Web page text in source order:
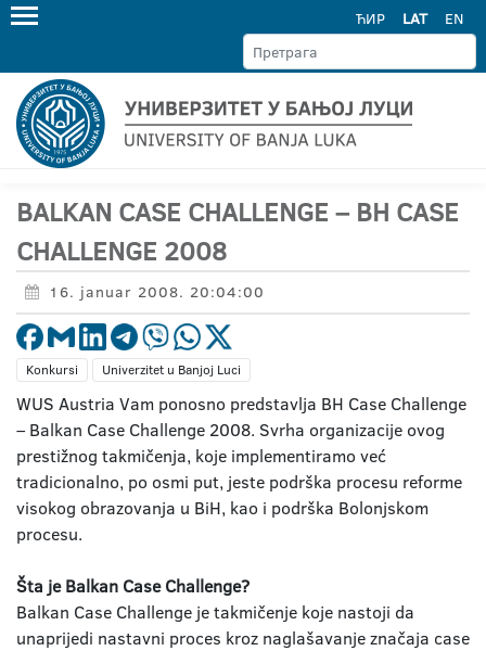
ЋИР LAT EN
BALKAN CASE CHALLENGE – BH CASE
CHALLENGE 2008
16. januar 2008. 20:04:00
Konkursi Univerzitet u Banjoj Luci
WUS Austria Vam ponosno predstavlja BH Case Challenge
– Balkan Case Challenge 2008. Svrha organizacije ovog
prestižnog takmičenja, koje implementiramo već
tradicionalno, po osmi put, jeste podrška procesu reforme
visokog obrazovanja u BiH, kao i podrška Bolonjskom
procesu.
Šta je Balkan Case Challenge?
Balkan Case Challenge je takmičenje koje nastoji da
unaprijedi nastavni proces kroz naglašavanje značaja case